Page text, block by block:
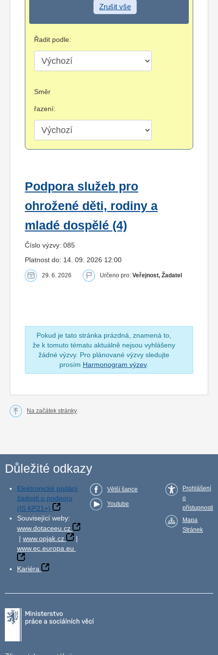
Zrušit vše
Řadit podle:
Směr
řazení:
Podpora služeb pro
ohrožené děti, rodiny a
mladé dospělé (4)
Číslo výzvy: 085
Platnost do: 14. 09. 2026 12:00
29. 6. 2026 Určeno pro: Veřejnost, Žadatel
Pokud je tato stránka prázdná, znamená to,
že k tomuto tématu aktuálně nejsou vyhlášeny
žádné výzvy. Pro plánované výzvy sledujte
prosím Harmonogram výzev.
Na začátek stránky
Důležité odkazy
Elektronické podání
žádosti o podporu
(IS KP21+)
Související weby:
www.dotaceeu.cz
| www.opjak.cz
|
www.ec.europa.eu
Kariéra
Větší šance
Youtube
Prohlášení
o
přístupnosti
Mapa
Stránek